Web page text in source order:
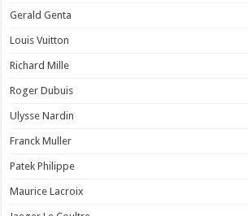
Gerald Genta
Louis Vuitton
Richard Mille
Roger Dubuis
Ulysse Nardin
Franck Muller
Patek Philippe
Maurice Lacroix